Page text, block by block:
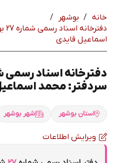
خانه / بوشهر
/
اسماعيل قايدي
سردفتر: محمد
استان بوشهر شهر بوشهر
ویرایش اطلاعات